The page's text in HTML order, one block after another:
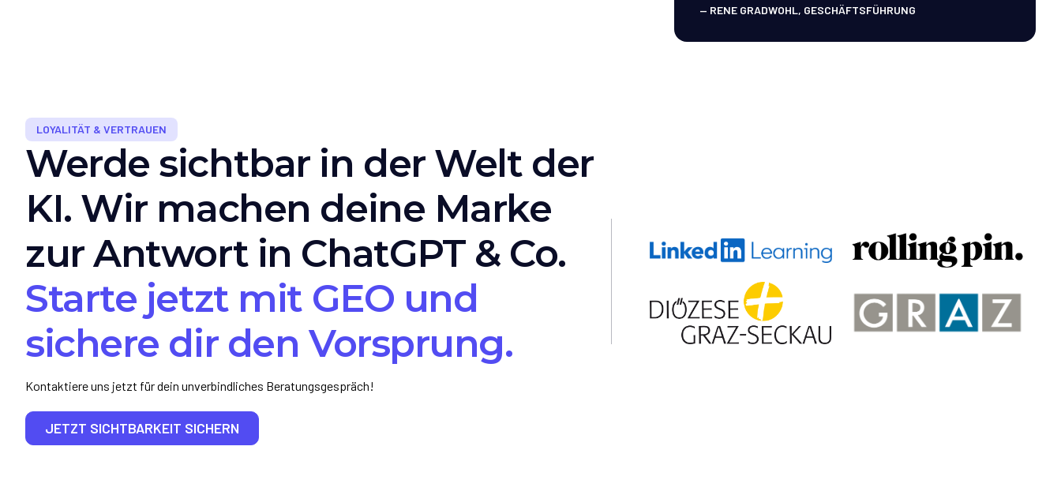
— RENE GRADWOHL, GESCHÄFTSFÜHRUNG
LOYALITÄT & VERTRAUEN
Werde sichtbar in der Welt der
KI. Wir machen deine Marke
zur Antwort in ChatGPT & Co.
Starte jetzt mit GEO und
sichere dir den Vorsprung.
Kontaktiere uns jetzt für dein unverbindliches Beratungsgespräch!
JETZT SICHTBARKEIT SICHERN